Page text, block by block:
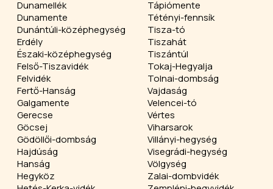
Dunamellék
Dunamente
Dunántúli-középhegység
Erdély
Északi-középhegység
Felső-Tiszavidék
Felvidék
Fertő-Hanság
Galgamente
Gerecse
Göcsej
Gödöllői-dombság
Hajdúság
Hanság
Hegyköz
Tápiómente
Tétényi-fennsík
Tisza-tó
Tiszahát
Tiszántúl
Tokaj-Hegyalja
Tolnai-dombság
Vajdaság
Velencei-tó
Vértes
Viharsarok
Villányi-hegység
Visegrádi-hegység
Völgység
Zalai-dombvidék